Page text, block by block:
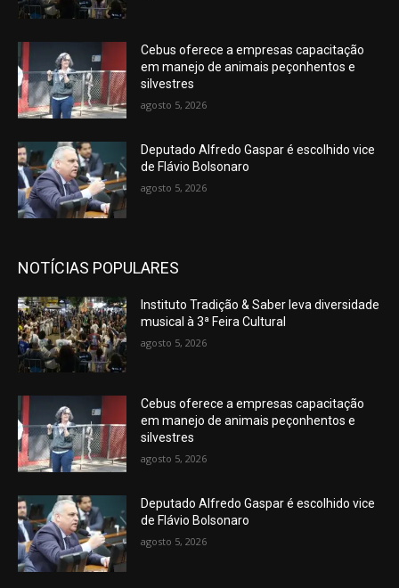
Cebus oferece a empresas capacitação
em manejo de animais peçonhentos e
silvestres
agosto 5, 2026
Deputado Alfredo Gaspar é escolhido vice
de Flávio Bolsonaro
agosto 5, 2026
NOTÍCIAS POPULARES
Instituto Tradição & Saber leva diversidade
musical à 3ª Feira Cultural
agosto 5, 2026
Cebus oferece a empresas capacitação
em manejo de animais peçonhentos e
silvestres
agosto 5, 2026
Deputado Alfredo Gaspar é escolhido vice
de Flávio Bolsonaro
agosto 5, 2026